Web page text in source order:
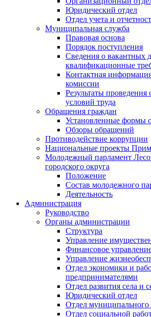
Юридический отдел
Отдел учета и
Муниципальная служба
Правовая основа
Порядок поступления
Сведения о вакантных
квалификационные
Контактная
комиссии
Результаты
условий труда
Обращения граждан
Установленные формы
Обзоры обращений
Противодействие коррупции
Национальные проекты
Молодежный парламент
городского округа
Положение
Состав молодежного
Деятельность
Администрация
Руководство
Органы администрации
Структура
Управление
Финансовое
Управление
Отдел экономики и
предпринимателями
Отдел развития села и
Юридический отдел
Отдел муниципального
Отдел социальной